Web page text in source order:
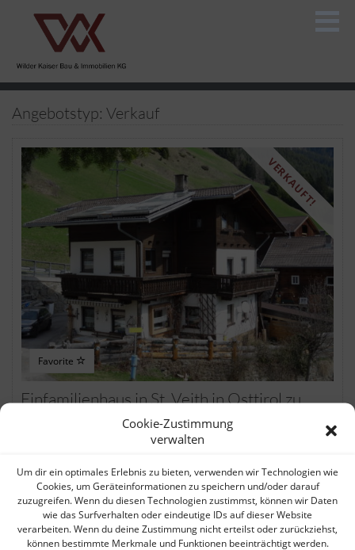
Cookie-Zustimmung
verwalten
Um dir ein optimales Erlebnis zu bieten, verwenden wir Technologien wie
Cookies, um Geräteinformationen zu speichern und/oder darauf
zuzugreifen. Wenn du diesen Technologien zustimmst, können wir Daten
wie das Surfverhalten oder eindeutige IDs auf dieser Website
verarbeiten. Wenn du deine Zustimmung nicht erteilst oder zurückziehst,
können bestimmte Merkmale und Funktionen beeinträchtigt werden.
Angebotstyp: Verkauf
VERKAUFT!
Favorite
Einfamilienhaus in St. Veith in Osttirol zu
Näheres auf Anfrage!
125.000 EUR
DETAILS ANSCHAUEN »